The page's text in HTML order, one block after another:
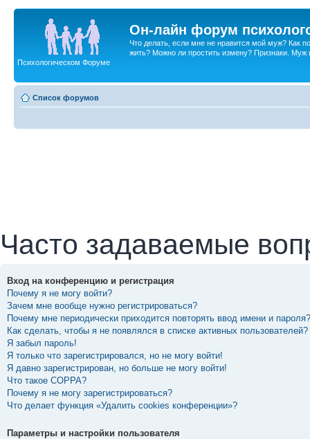
Он-лайн форум
Что делать, если мне не нравится мой муж? Как
жить? Можно ли простить измену? Признаки. Муж
Психологическом Форуме
Список форумов
Часто задаваемые
Вход на конференцию и регистрация
Почему я не могу войти?
Зачем мне вообще нужно регистрироваться?
Почему мне периодически приходится повторять ввод имени и пароля?
Как сделать, чтобы я не появлялся в списке активных пользователей?
Я забыл пароль!
Я только что зарегистрировался, но не могу войти!
Я давно зарегистрирован, но больше не могу войти!
Что такое COPPA?
Почему я не могу зарегистрироваться?
Что делает функция «Удалить cookies конференции»?
Параметры и настройки пользователя